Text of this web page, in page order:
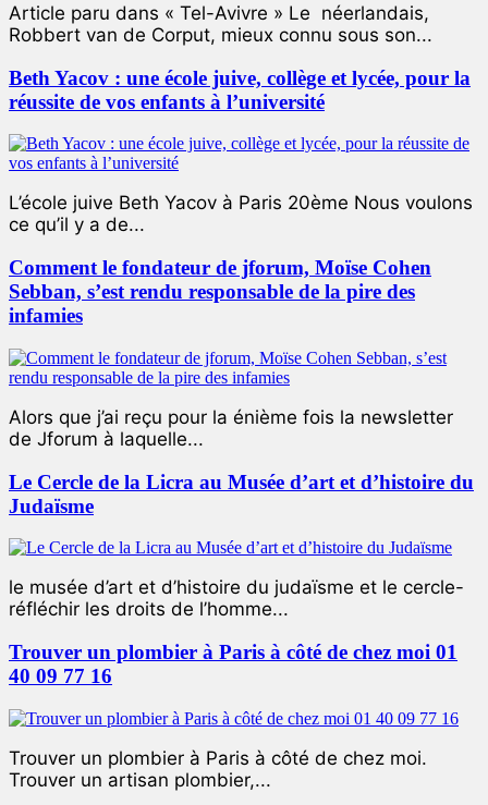
Article paru dans « Tel-Avivre » Le néerlandais,
Robbert van de Corput, mieux connu sous son...
Beth Yacov : une école juive, collège et lycée, pour la
réussite de vos enfants à l’université
L’école juive Beth Yacov à Paris 20ème Nous voulons
ce qu’il y a de...
Comment le fondateur de jforum, Moïse Cohen
Sebban, s’est rendu responsable de la pire des
infamies
Alors que j’ai reçu pour la énième fois la newsletter
de Jforum à laquelle...
Le Cercle de la Licra au Musée d’art et d’histoire du
Judaïsme
le musée d’art et d’histoire du judaïsme et le cercle-
réfléchir les droits de l’homme...
Trouver un plombier à Paris à côté de chez moi 01
40 09 77 16
Trouver un plombier à Paris à côté de chez moi.
Trouver un artisan plombier,...